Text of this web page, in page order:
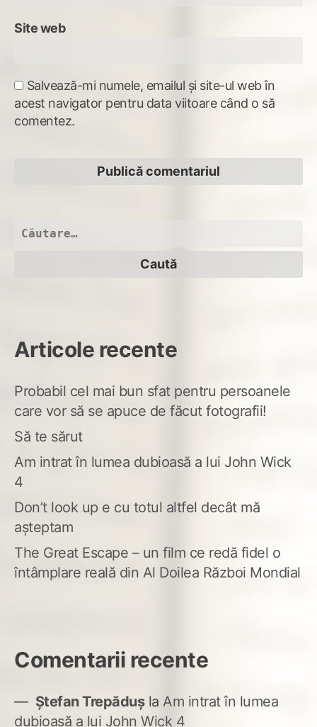
Site web
Salvează-mi numele, emailul și site-ul web în
acest navigator pentru data viitoare când o să
comentez.
Caută
Articole recente
Probabil cel mai bun sfat pentru persoanele
care vor să se apuce de făcut fotografii!
Să te sărut
Am intrat în lumea dubioasă a lui John Wick
4
Don’t look up e cu totul altfel decât mă
așteptam
The Great Escape – un film ce redă fidel o
întâmplare reală din Al Doilea Război Mondial
Comentarii recente
Ștefan Trepădușla Am intrat în lumea
dubioasă a lui John Wick 4